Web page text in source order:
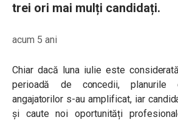
trei ori mai mulți candidați.
acum 5 ani
Chiar dacă luna iulie este
perioadă de concedii, planurile
angajatorilor s-au amplificat, iar
și caute noi oportunități